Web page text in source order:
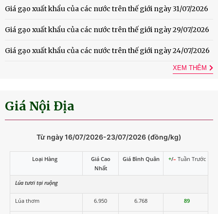
Giá gạo xuất khẩu của các nước trên thế giới ngày 31/07/2026
Giá gạo xuất khẩu của các nước trên thế giới ngày 29/07/2026
Giá gạo xuất khẩu của các nước trên thế giới ngày 24/07/2026
XEM THÊM
Giá Nội Địa
Từ ngày 16/07/2026-23/07/2026 (đồng/kg)
Loại Hàng
Giá Cao
Nhất
Giá Bình Quân +/– Tuần Trước
Lúa tươi tại ruộng
Lúa thơm 6.950 6.768 89